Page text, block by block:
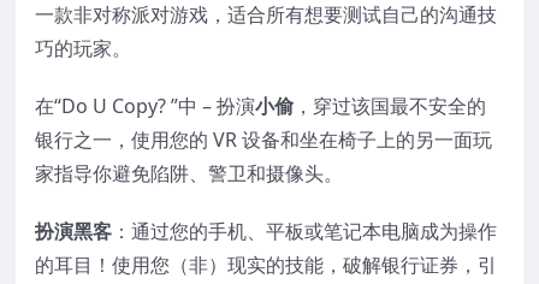
一款非对称派对游戏，适合所有想要测试自己的沟通技
巧的玩家。
在“Do U Copy? ”中 – 扮演小偷 ，穿过该国最不安全的
银行之一，使用您的 VR 设备和坐在椅子上的另一面玩
家指导你避免陷阱、警卫和摄像头。
扮演黑客 ：通过您的手机、平板或笔记本电脑成为操作
的耳目！使用您（非）现实的技能，破解银行证券，引